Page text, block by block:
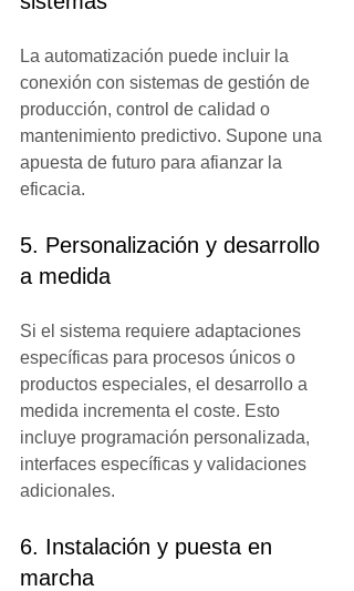
La automatización puede incluir la
conexión con sistemas de gestión de
producción, control de calidad o
mantenimiento predictivo. Supone una
apuesta de futuro para afianzar la
eficacia.
5. Personalización y desarrollo
a medida
Si el sistema requiere adaptaciones
específicas para procesos únicos o
productos especiales, el desarrollo a
medida incrementa el coste. Esto
incluye programación personalizada,
interfaces específicas y validaciones
adicionales.
6. Instalación y puesta en
marcha